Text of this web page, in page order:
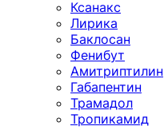
Ксанакс
Лирика
Баклосан
Фенибут
Амитриптилин
Габапентин
Трамадол
Тропикамид